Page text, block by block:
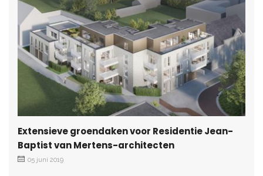
Extensieve groendaken voor Residentie Jean-
Baptist van Mertens-architecten
05 juni 2019